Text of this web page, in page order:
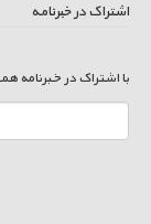
اشتراک در خبرنامه
با اشتراک در خبرنامه